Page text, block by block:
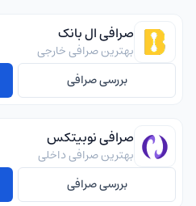
صرافی ال بانک
بهترین صرافی خارجی
بررسی صرافی
صرافی نوبیتکس
بهترین صرافی داخلی
بررسی صرافی